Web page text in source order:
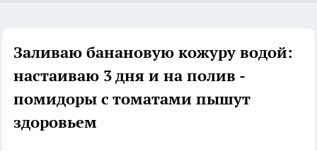
Заливаю банановую кожуру водой:
настаиваю 3 дня и на полив -
помидоры с томатами пышут
здоровьем